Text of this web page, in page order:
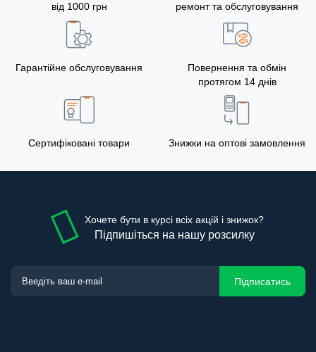
від 1000 грн
ремонт та обслуговування
Гарантійне обслуговування
Повернення та обмін
протягом 14 днів
Сертифіковані товари Знижки на оптові замовлення
Хочете бути в курсі всіх акцій і знижок?
Підпишіться на нашу розсилку
Підписатись